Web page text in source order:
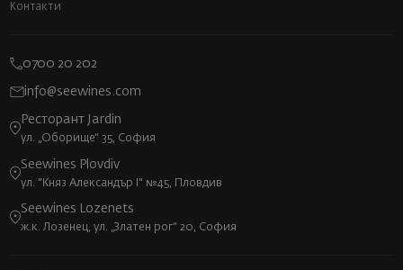
Контакти
0700 20 202
info@seewines.com
Ресторант Jardin
ул. „Оборище“ 35, София
Seewines Plovdiv
ул. "Княз Александър I" №45, Пловдив
Seewines Lozenets
ж.к. Лозенец, ул. „Златен рог“ 20, София